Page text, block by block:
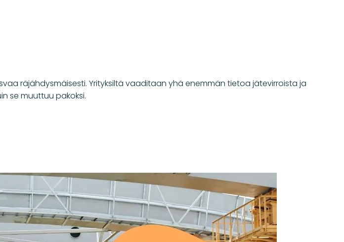
räjähdysmäisesti. Yrityksiltä vaaditaan yhä enemmän tietoa jätevirroista ja
se muuttuu pakoksi.